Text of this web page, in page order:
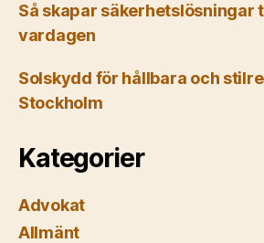
Så skapar säkerhetslösningar
vardagen
Solskydd för hållbara och
Stockholm
Kategorier
Advokat
Allmänt